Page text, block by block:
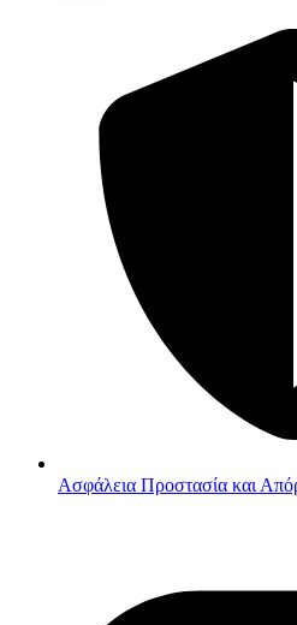
Ασφάλεια Προστασία και